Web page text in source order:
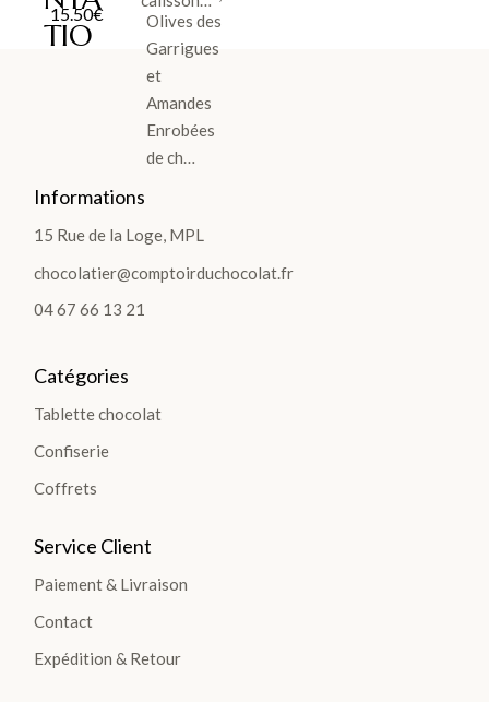
TIO
TABLETTES
Les
Lait
Gourmandes
Les
TOUTES
>
15.50€
Olives des
Garrigues
et
Amandes
Enrobées
de ch…
Informations
15 Rue de la Loge, MPL
chocolatier@comptoirduchocolat.fr
04 67 66 13 21
Catégories
Tablette chocolat
Confiserie
Coffrets
Service Client
Paiement & Livraison
Contact
Expédition & Retour